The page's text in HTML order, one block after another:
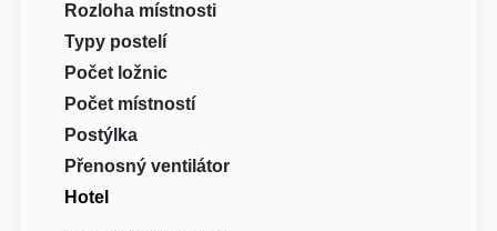
Rozloha místnosti
Typy postelí
Počet ložnic
Počet místností
Postýlka
Přenosný ventilátor
Hotel